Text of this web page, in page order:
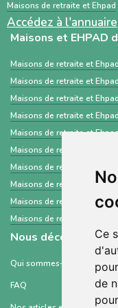
Ce
de
Maisons de retraite et Ehpad
Accédez à l'annuaire
Maisons et EHPAD
Maisons de retraite et Ehpad
Maisons de retraite et Ehpad
Maisons de retraite et Ehpad
Maisons de retraite et Ehpad
Maisons de retraite et
Maisons de retraite et Ehpad
Maisons de retraite et Ehpad
Maisons de retraite et
Maisons de retraite et
Maisons de retraite et Ehpad
Nous découvrir
Qui sommes-nous ?
FAQ